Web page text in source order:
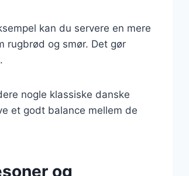
kan du servere en mere
rugbrød og smør. Det gør
nogle klassiske danske
et godt balance mellem de
og